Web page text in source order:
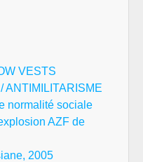
VESTS
ANTIMILITARISME
normalité sociale
AZF de
2005